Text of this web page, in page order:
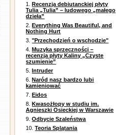
1.Recenzja debiutanckiej płyty
Tulia „Tulia” – ludowego „małego
dzieła”
2.Everything Was Beautiful, and
Nothing Hurt
3."Przechodzień o wschodzie"
4.Muzyka sprzeczności –
recenzja płyty Kaliny „Czyste
szumienie”
5.Intruder
6.Naród nasz bardzo lubi
kamieniować
7.Eidos
8.Kwasożłopy w studiu im.
Agnieszki Osieckiej w Warszawie
9.Odbycie Szaleństwa
10.Teoria Splątania